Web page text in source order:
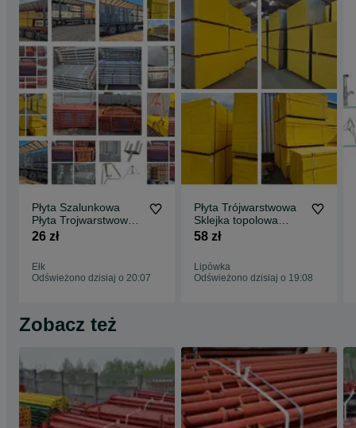
Płyta Szalunkowa
Płyta Trojwarstwowa
Sklejka topolowa
stemple budowlane
szalunki stropowe
26 zł
Ełk
Odświeżono dzisiaj o 20:07
Płyta Trójwarstwowa
Sklejka topolowa
stemple budowlane
58 zł
Lipówka
Odświeżono dzisiaj o 19:08
Zobacz też